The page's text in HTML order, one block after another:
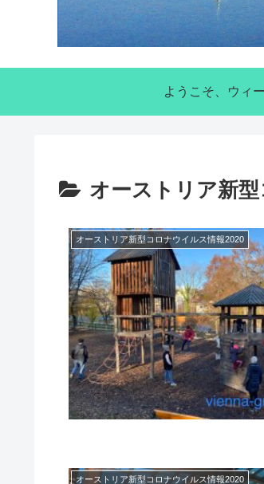
ようこそ、ウィ
オーストリア新
オーストリア新型コロナウイルス情報2020
オーストリア新型コロナウイルス情報2020